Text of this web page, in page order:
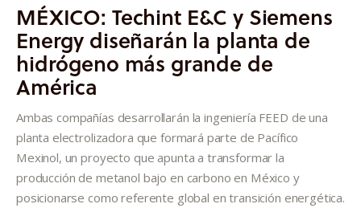
Proyectos
Informes
Quiénes somos
MÉXICO: Techint E&C y Siemens
Energy diseñarán la planta de
hidrógeno más grande de
América
Ambas compañías desarrollarán la ingeniería FEED de una
planta electrolizadora que formará parte de Pacífico
Mexinol, un proyecto que apunta a transformar la
producción de metanol bajo en carbono en México y
posicionarse como referente global en transición energética.